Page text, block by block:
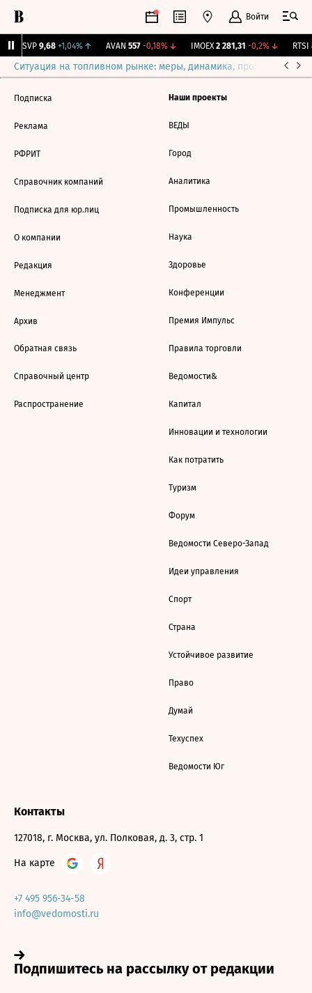
Войти
BISVP 9,68 +1,04%↑ AVAN 557 -0,18%↓ IMOEX 2 281,31 -0,2%↓ RTSI
Ситуация на топливном рынке: меры, динамика, прогнозы
Подписка
Реклама
РФРИТ
Справочник компаний
Подписка для юр.лиц
О компании
Редакция
Менеджмент
Архив
Обратная связь
Справочный центр
Распространение
Наши проекты
ВЕДЫ
Город
Аналитика
Промышленность
Наука
Здоровье
Конференции
Премия Импульс
Правила торговли
Ведомости&
Капитал
Инновации и технологии
Как потратить
Туризм
Форум
Ведомости Северо-Запад
Идеи управления
Спорт
Страна
Устойчивое развитие
Право
Думай
Техуспех
Ведомости Юг
Контакты
127018, г. Москва, ул. Полковая, д. 3, стр. 1
На карте
+7 495 956-34-58
info@vedomosti.ru